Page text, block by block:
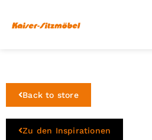
Back to store
Zu den Inspirationen